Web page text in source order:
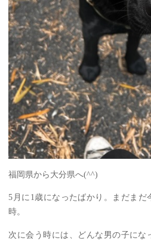
福岡県から大分県へ(^^)
5月に1歳になったばかり。まだまだ
時。
次に会う時には、どんな男の子にな